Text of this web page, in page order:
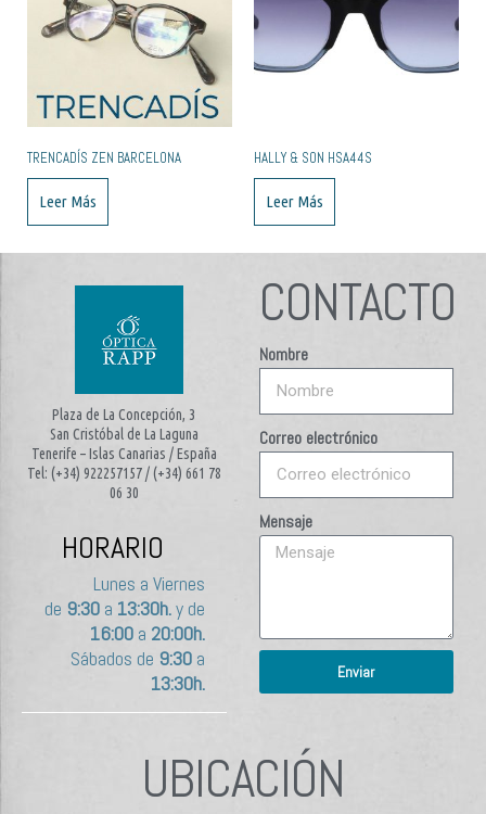
TRENCADÍS ZEN BARCELONA
Leer Más
HALLY & SON HSA44S
Leer Más
Plaza de La Concepción, 3
San Cristóbal de La Laguna
Tenerife – Islas Canarias / España
Tel: (+34) 922257157 / (+34) 661 78
06 30
HORARIO
Lunes a Viernes
de 9:30a 13:30h.y de
16:00a 20:00h.
Sábados de 9:30a
13:30h.
CONTACTO
Nombre
Correo electrónico
Mensaje
Enviar
UBICACIÓN